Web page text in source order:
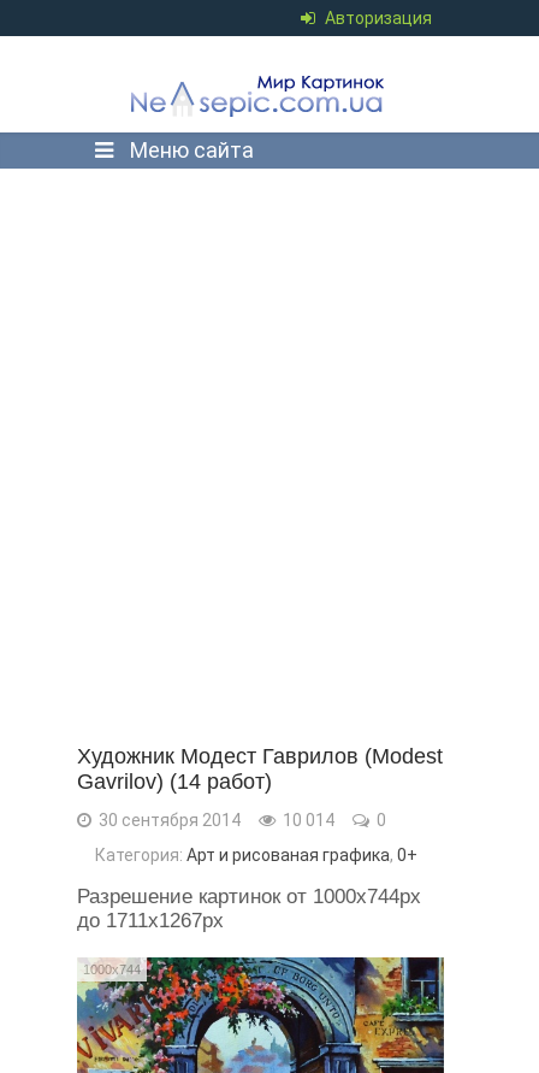
Авторизация
Меню сайта
Художник Модест Гаврилов (Modest
Gavrilov) (14 работ)
30 сентября 2014 10 014
0
Категория: Арт и рисованая графика, 0+
Разрешение картинок от 1000x744px
до 1711x1267px
1000x744